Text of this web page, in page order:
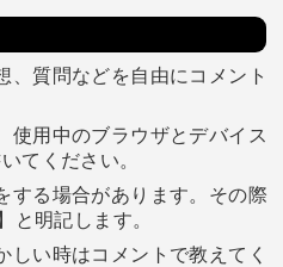
、質問などを自由にコメント
使用中のブラウザとデバイス
てください。
する場合があります。その際
と明記します。
しい時はコメントで教えてく